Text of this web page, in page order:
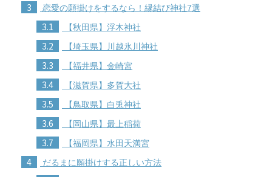
3 恋愛の願掛けをするなら！縁結び神社7選
3.1 【秋田県】浮木神社
3.2 【埼玉県】川越氷川神社
3.3 【福井県】金崎宮
3.4 【滋賀県】多賀大社
3.5 【鳥取県】白兎神社
3.6 【岡山県】最上稲荷
3.7 【福岡県】水田天満宮
4 だるまに願掛けする正しい方法